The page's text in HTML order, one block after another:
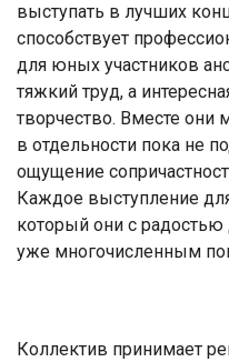
выступать в лучших
способствует
для юных участников
тяжкий труд, а
творчество. Вместе они
в отдельности пока не
ощущение
Каждое выступление
который они с
уже многочисленным
Коллектив принимает